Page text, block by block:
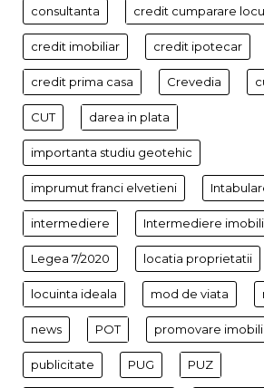
consultanta credit cumparare
credit imobiliar credit ipotecar
credit prima casa Crevedia
CUT darea in plata
importanta studiu geotehic
imprumut franci elvetieni
intermediere Intermediere
Legea 7/2020 locatia proprietatii
locuinta ideala mod de viata
news POT promovare
publicitate PUG PUZ